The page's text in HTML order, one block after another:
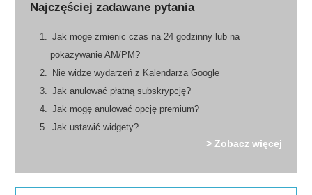
Najczęściej zadawane pytania
Jak moge zmienic czas na 24 godzinny lub na
pokazywanie AM/PM?
Nie widze wydarzeń z Kalendarza Google
Jak anulować płatną subskrypcję?
Jak mogę anulować opcję premium?
Jak ustawić widgety?
> Zobacz więcej